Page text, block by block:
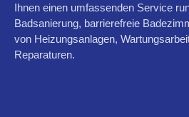
Ihnen einen umfassenden Service
Badsanierung, barrierefreie
von Heizungsanlagen,
Reparaturen.